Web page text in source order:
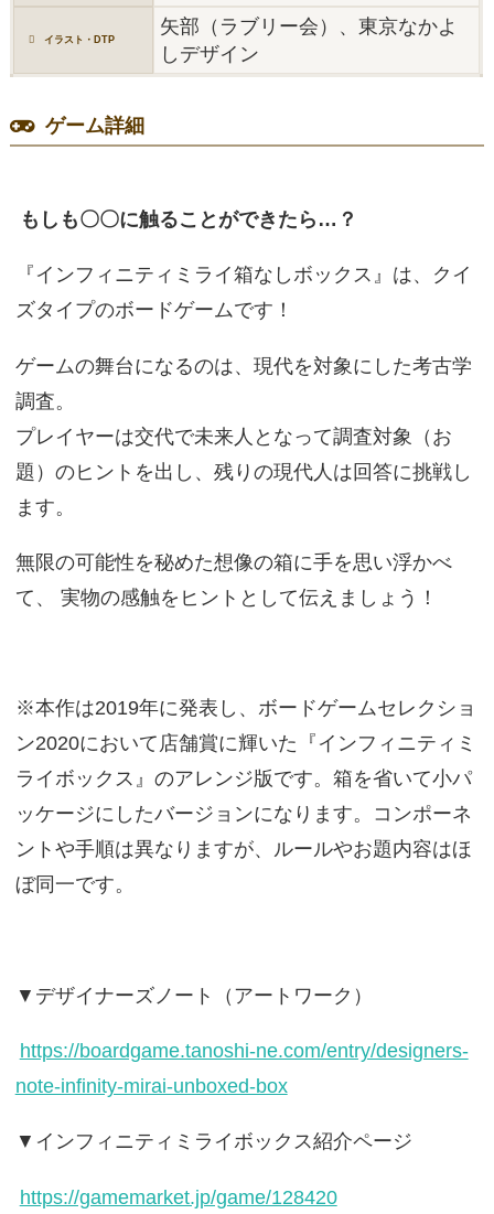
イラスト・DTP
矢部（ラブリー会）、東京なかよ
しデザイン
ゲーム詳細
もしも〇〇に触ることができたら…？
『インフィニティミライ箱なしボックス』は、クイ
ズタイプのボードゲームです！
ゲームの舞台になるのは、現代を対象にした考古学
調査。
プレイヤーは交代で未来人となって調査対象（お
題）のヒントを出し、残りの現代人は回答に挑戦し
ます。
無限の可能性を秘めた想像の箱に手を思い浮かべ
て、 実物の感触をヒントとして伝えましょう！
※本作は2019年に発表し、ボードゲームセレクショ
ン2020において店舗賞に輝いた『インフィニティミ
ライボックス』のアレンジ版です。箱を省いて小パ
ッケージにしたバージョンになります。コンポーネ
ントや手順は異なりますが、ルールやお題内容はほ
ぼ同一です。
▼デザイナーズノート（アートワーク）
https://boardgame.tanoshi-ne.com/entry/designers-
note-infinity-mirai-unboxed-box
▼インフィニティミライボックス紹介ページ
https://gamemarket.jp/game/128420